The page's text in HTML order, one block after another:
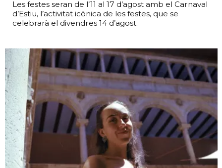
Les festes seran de l’11 al 17 d’agost amb el Carnaval
d’Estiu, l’activitat icònica de les festes, que se
celebrarà el divendres 14 d’agost.